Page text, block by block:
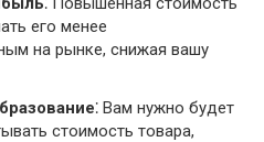
его менее
на рынке, снижая вашу
⁚ Вам нужно будет
стоимость товара,